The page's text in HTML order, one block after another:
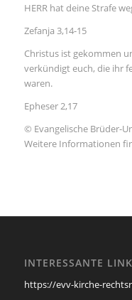
HERR hat deine Strafe
Zefanja 3,14-15
Christus ist gekommen
verkündigt euch, die ihr
waren.
Epheser 2,17
© Evangelische Brüder-
Weitere Informationen
INTERESSANTE
https://evv-kirche-